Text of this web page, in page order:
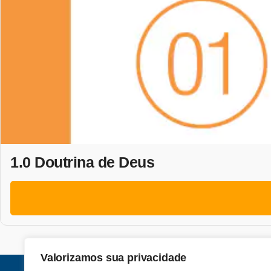
Valorizamos sua privacidade
1.0 Doutrina de Deus